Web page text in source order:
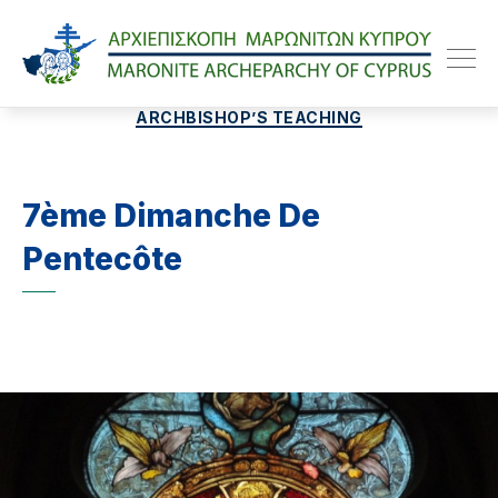
Categories
ARCHBISHOP’S TEACHING
7ème Dimanche De
Pentecôte